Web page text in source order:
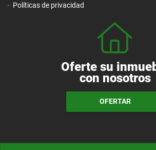
Políticas de privacidad
Oferte su
con nosotros
OFERTAR